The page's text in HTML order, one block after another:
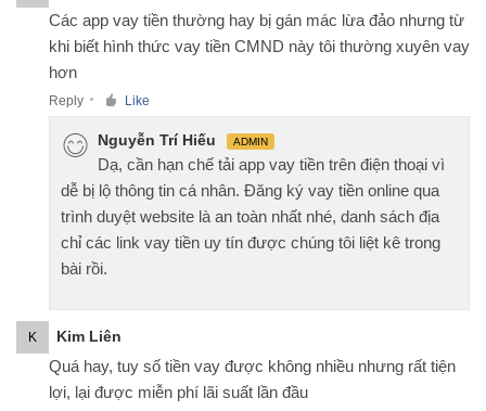
Các app vay tiền thường hay bị gán mác lừa đảo nhưng từ
khi biết hình thức vay tiền CMND này tôi thường xuyên vay
hơn
Reply ● Like
Nguyễn Trí Hiếu ADMIN
Dạ, cần hạn chế tải app vay tiền trên điện thoại vì
dễ bị lộ thông tin cá nhân. Đăng ký vay tiền online qua
trình duyệt website là an toàn nhất nhé, danh sách địa
chỉ các link vay tiền uy tín được chúng tôi liệt kê trong
bài rồi.
K Kim Liên
Quá hay, tuy số tiền vay được không nhiều nhưng rất tiện
lợi, lại được miễn phí lãi suất lần đầu